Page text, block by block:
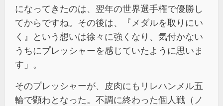
になってきたのは、翌年の世界選手権で優勝し
てからですね。その後は、『メダルを取りにい
く』という想いは徐々に強くなり、気付かない
うちにプレッシャーを感じていたように思いま
す」。
そのプレッシャーが、皮肉にもリレハンメル五
輪で顕わとなった。不調に終わった個人戦（ノ